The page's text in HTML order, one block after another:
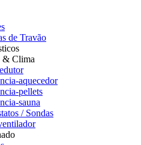
de Travão
& Clima
aquecedor
pellets
sauna
/ Sondas